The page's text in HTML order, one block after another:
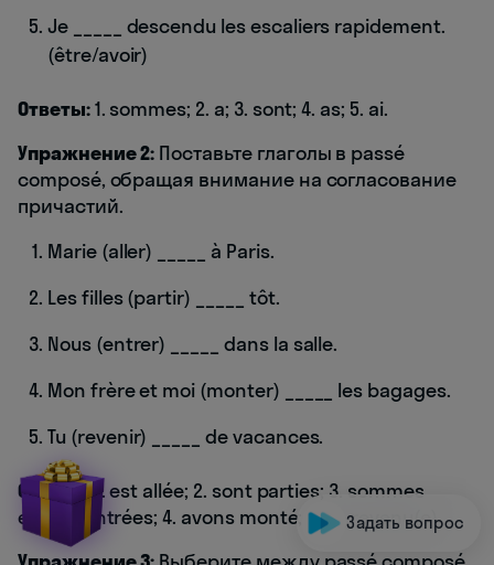
Je _____ descendu les escaliers rapidement.
(être/avoir)
Ответы:1. sommes; 2. a; 3. sont; 4. as; 5. ai.
Упражнение 2: Поставьте глаголы в passé
composé, обращая внимание на согласование
причастий.
Marie (aller) _____ à Paris.
Les filles (partir) _____ tôt.
Nous (entrer) _____ dans la salle.
Mon frère et moi (monter) _____ les bagages.
Tu (revenir) _____ de vacances.
Ответы:1. est allée; 2. sont parties; 3. sommes
entrés/entrées; 4. avons monté; 5. es revenu(e).
Задать вопрос